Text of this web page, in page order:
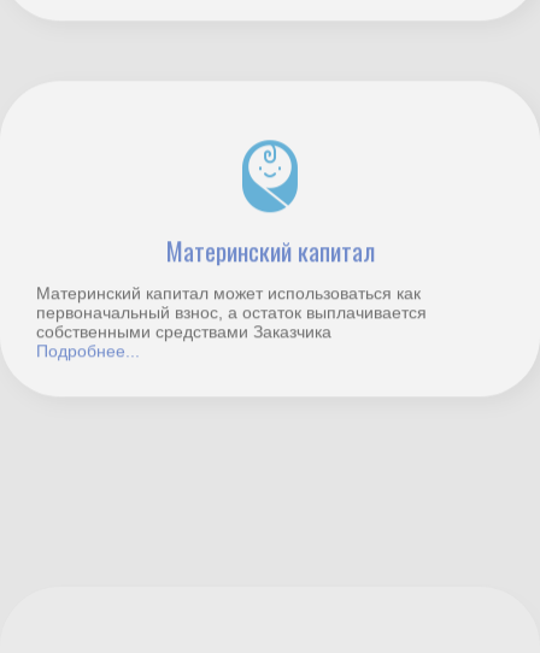
первоначальный взнос, а остаток выплачивается
собственными средствами Заказчика